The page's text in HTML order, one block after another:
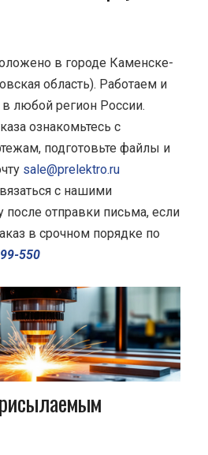
в городе Каменске-
область). Работаем и
любой регион России.
ознакомьтесь с
подготовьте файлы и
sale@prelektro.ru
с нашими
отправки письма, если
в срочном порядке по
550